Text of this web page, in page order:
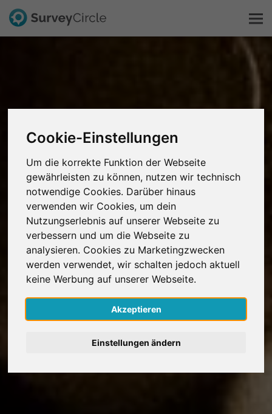
Cookie-Einstellungen
Um die korrekte Funktion der Webseite
gewährleisten zu können, nutzen wir technisch
notwendige Cookies. Darüber hinaus
verwenden wir Cookies, um dein
Nutzungserlebnis auf unserer Webseite zu
verbessern und um die Webseite zu
analysieren. Cookies zu Marketingzwecken
werden verwendet, wir schalten jedoch aktuell
keine Werbung auf unserer Webseite.
Akzeptieren
Einstellungen ändern
Forschung entdecken
FAQ
Kostenlos registrieren
Anmelden
English
Nederlands